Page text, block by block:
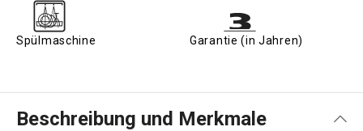
Spülmaschine Garantie (in Jahren)
Beschreibung und Merkmale